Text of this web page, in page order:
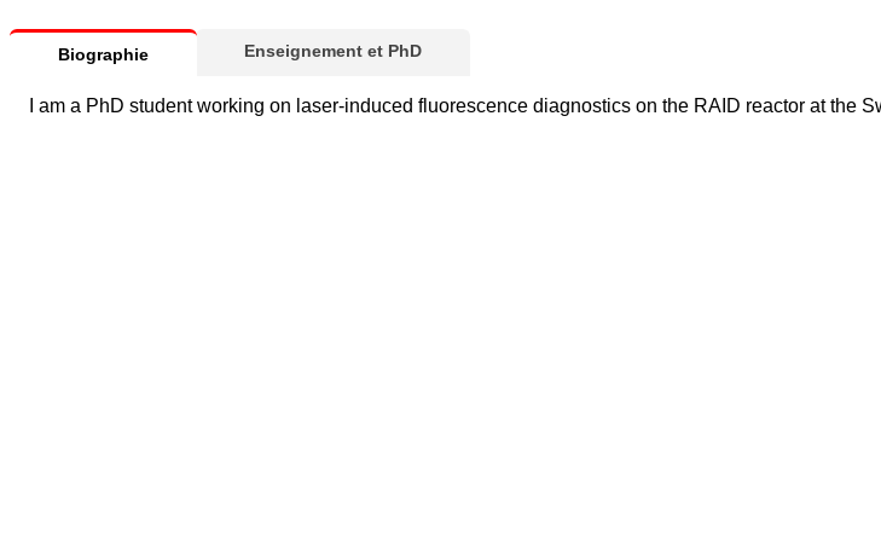
Biographie Enseignement et PhD
I am a PhD student working on laser-induced fluorescence diagnostics on the RAID reactor at the